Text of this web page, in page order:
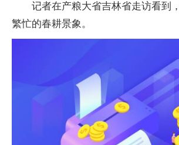
记者在产粮大省吉林省走访看到
繁忙的春耕景象。